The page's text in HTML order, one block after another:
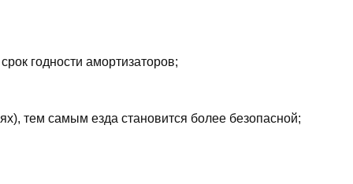
годности амортизаторов;
тем самым езда становится более безопасной;